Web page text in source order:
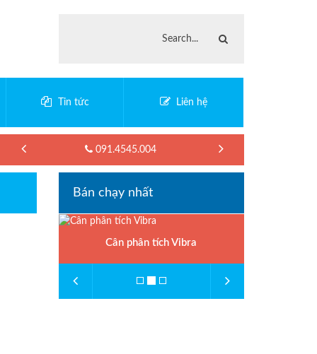
Tin tức Liên hệ
091.4545.004
Bán chạy nhất
Cân phân tích Vibra